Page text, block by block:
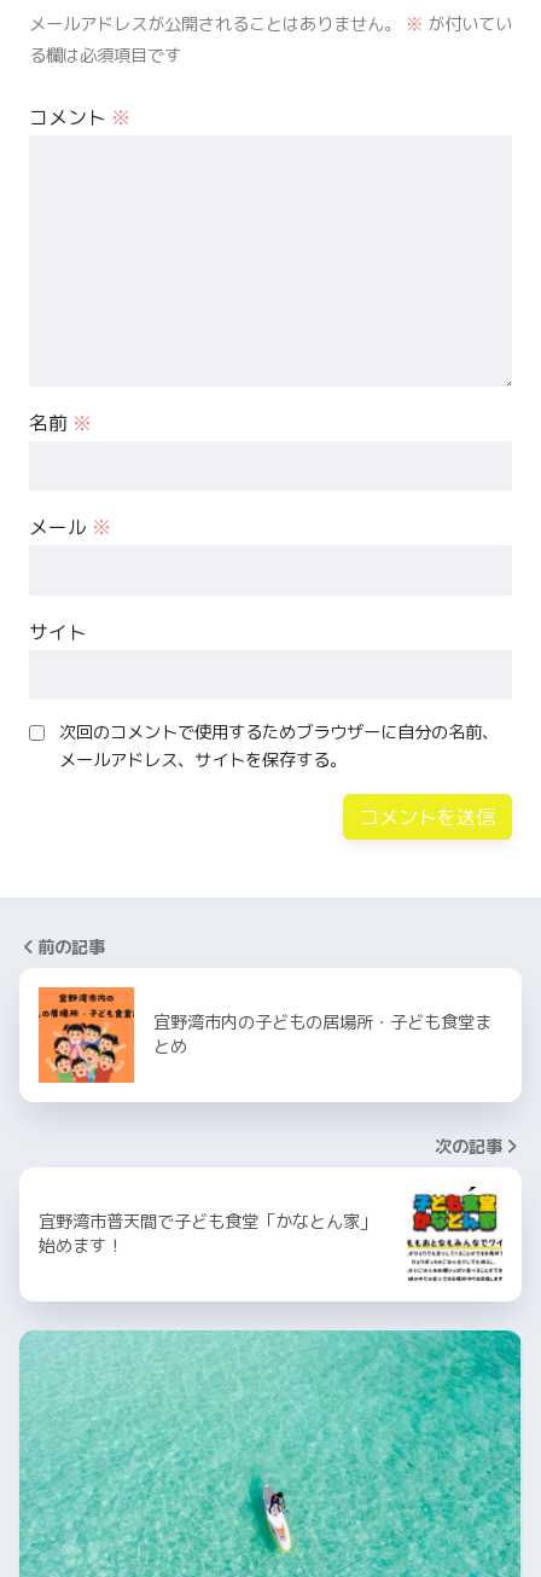
メールアドレスが公開されることはありません。 ※ が付いてい
る欄は必須項目です
コメント ※
名前 ※
メール ※
サイト
次回のコメントで使用するためブラウザーに自分の名前、
メールアドレス、サイトを保存する。
前の記事
宜野湾市内の子どもの居場所・子ども食堂ま
とめ
次の記事
宜野湾市普天間で子ども食堂「かなとん家」
始めます！